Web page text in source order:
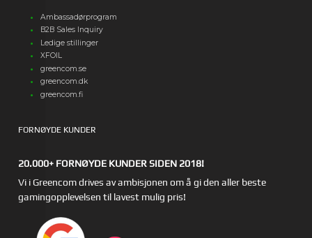
Ambassadørprogram
B2B Sales Inquiry
Ledige stillinger
XFOIL
greencom.se
greencom.dk
greencom.fi
FORNØYDE KUNDER
20.000+ FORNØYDE KUNDER SIDEN 2018!
Vi i Greencom drives av ambisjonen om å gi den aller beste
gamingopplevelsen til lavest mulig pris!